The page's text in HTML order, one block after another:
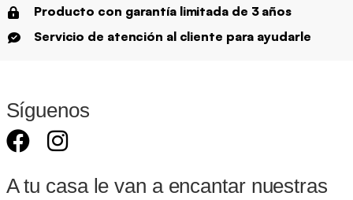
Producto con garantía limitada de 3 años
Servicio de atención al cliente para ayudarle
Síguenos
A tu casa le van a encantar nuestras